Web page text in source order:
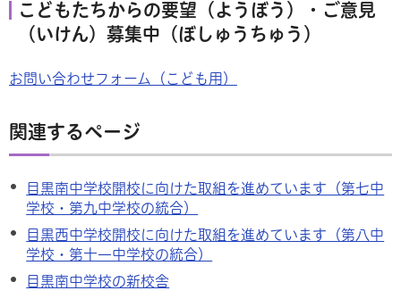
こどもたちからの要望（ようぼう）・ご意見
（いけん）募集中（ぼしゅうちゅう）
お問い合わせフォーム（こども用）
関連するページ
目黒南中学校開校に向けた取組を進めています（第七中
学校・第九中学校の統合）
目黒西中学校開校に向けた取組を進めています（第八中
学校・第十一中学校の統合）
目黒南中学校の新校舎